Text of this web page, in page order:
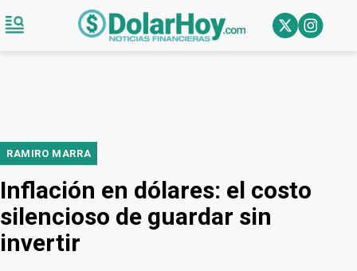
RAMIRO MARRA
Inflación en dólares: el costo
silencioso de guardar sin
invertir